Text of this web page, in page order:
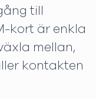
till
kort är enkla
mellan,
kontakten